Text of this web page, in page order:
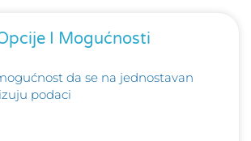
I Mogućnosti
da se na jednostavan
podaci